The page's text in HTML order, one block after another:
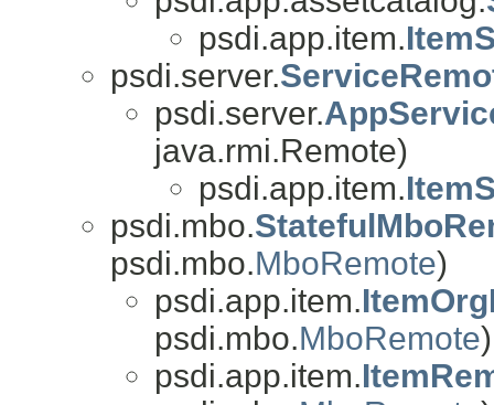
psdi.app.item.
psdi.server.
psdi.server.
java.rmi.Remote)
psdi.app.item.
psdi.mbo.
psdi.mbo.MboRemote)
psdi.app.item.
psdi.mbo.MboRemote)
psdi.app.item.